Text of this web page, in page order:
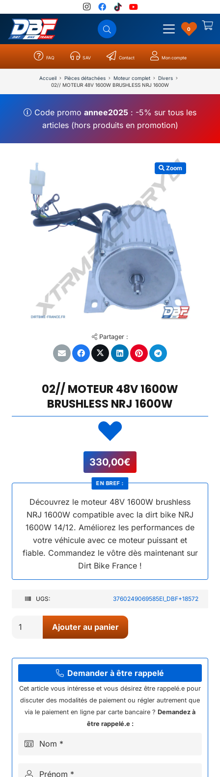
0
FAQ SAV Contact Mon compte
Accueil Pièces détachées Moteur complet
Divers
02// MOTEUR 48V 1600W BRUSHLESS NRJ 1600W
Code promoannee2025 : -5% sur tous les
articles (hors produits en promotion)
Zoom
Partager :
02// MOTEUR 48V 1600W
BRUSHLESS NRJ 1600W
330,00€
Découvrez le moteur 48V 1600W brushless
NRJ 1600W compatible avec la dirt bike NRJ
1600W 14/12. Améliorez les performances de
votre véhicule avec ce moteur puissant et
fiable. Commandez le vôtre dès maintenant sur
Dirt Bike France !
EN BREF :
UGS: 3760249069585EI_DBF+18572
MOTEUR
1600W
BRUSHLESS
NRJ
Ajouter au panier
Demander à être rappelé
Cet article vous intéresse et vous désirez être rappelé.e pour
discuter des modalités de paiement ou régler autrement que
via le paiement en ligne par carte bancaire ? Demandez à
être rappelé.e :
Nom *
Prénom *
Catégories Résultats